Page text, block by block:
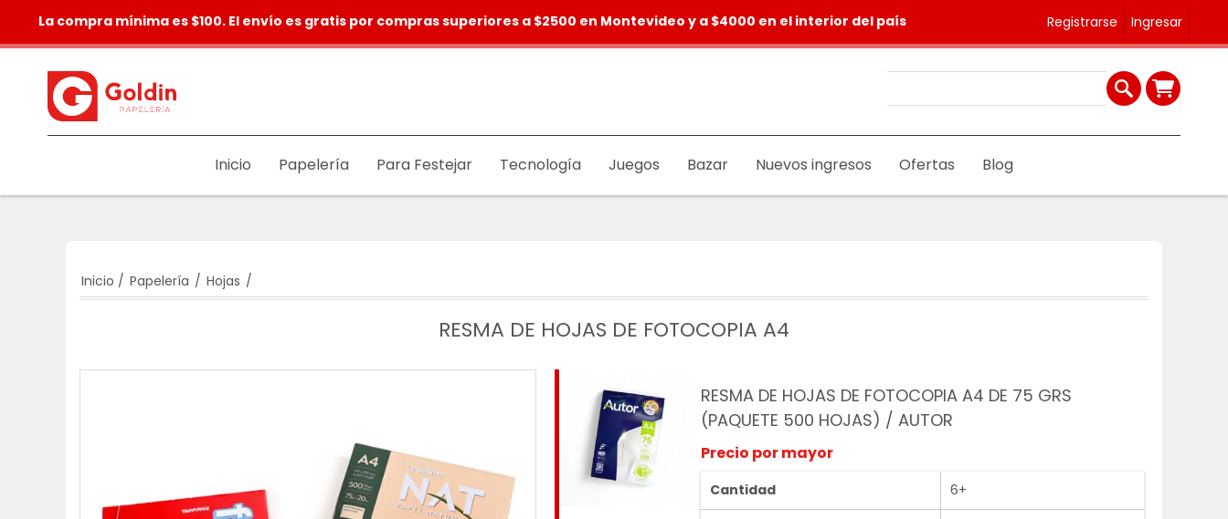
Registrarse Ingresar
La compra mínima es $100. El envío es gratis por compras superiores a $2500 en Montevideo y a $4000 en el interior del país
Inicio Papelería Para Festejar Tecnología Juegos Bazar Nuevos ingresos Ofertas Blog
Inicio / Papelería / Hojas /
RESMA DE HOJAS DE FOTOCOPIA A4
RESMA DE HOJAS DE FOTOCOPIA A4 DE 75 GRS
(PAQUETE 500 HOJAS) / AUTOR
Precio por mayor
Cantidad 6+